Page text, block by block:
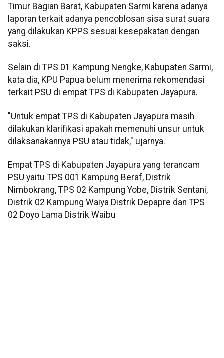
Timur Bagian Barat, Kabupaten Sarmi karena adanya
laporan terkait adanya pencoblosan sisa surat suara
yang dilakukan KPPS sesuai kesepakatan dengan
saksi.
Selain di TPS 01 Kampung Nengke, Kabupaten Sarmi,
kata dia, KPU Papua belum menerima rekomendasi
terkait PSU di empat TPS di Kabupaten Jayapura.
"Untuk empat TPS di Kabupaten Jayapura masih
dilakukan klarifikasi apakah memenuhi unsur untuk
dilaksanakannya PSU atau tidak," ujarnya.
Empat TPS di Kabupaten Jayapura yang terancam
PSU yaitu TPS 001 Kampung Beraf, Distrik
Nimbokrang, TPS 02 Kampung Yobe, Distrik Sentani,
Distrik 02 Kampung Waiya Distrik Depapre dan TPS
02 Doyo Lama Distrik Waibu